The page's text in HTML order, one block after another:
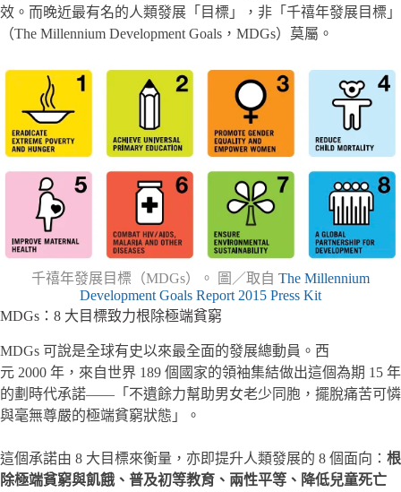
效。而晚近最有名的人類發展「目標」，非「千禧年發展目標」
（The Millennium Development Goals，MDGs）莫屬。
千禧年發展目標（MDGs）。 圖／取自 The Millennium
Development Goals Report 2015 Press Kit
MDGs：8 大目標致力根除極端貧窮
MDGs 可說是全球有史以來最全面的發展總動員。西
元 2000 年，來自世界 189 個國家的領袖集結做出這個為期 15 年
的劃時代承諾——「不遺餘力幫助男女老少同胞，擺脫痛苦可憐
與毫無尊嚴的極端貧窮狀態」。
這個承諾由 8 大目標來衡量，亦即提升人類發展的 8 個面向： 根
除極端貧窮與飢餓、普及初等教育、兩性平等、降低兒童死亡